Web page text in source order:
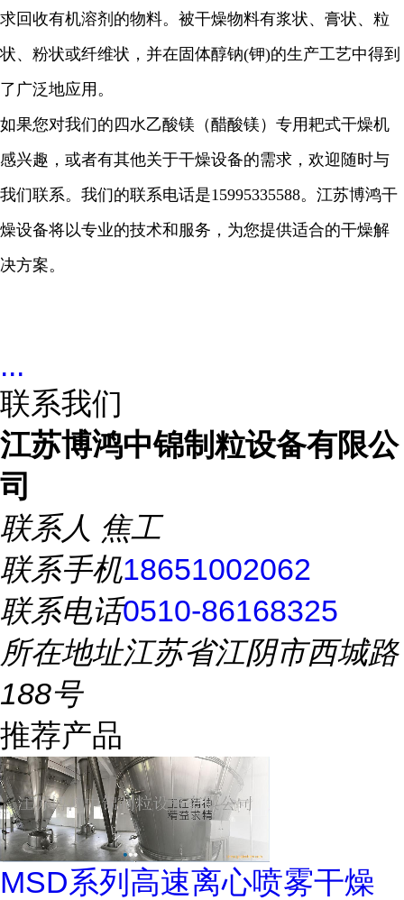
求回收有机溶剂的物料。被干燥物料有浆状、膏状、粒
状、粉状或纤维状，并在固体醇钠(钾)的生产工艺中得到
了广泛地应用。
如果您对我们的 四水乙酸镁（醋酸镁） 专用耙式干燥机
感兴趣，或者有其他关于干燥设备的需求，欢迎随时与
我们联系。我们的联系电话是15995335588。江苏博鸿干
燥设备将以专业的技术和服务，为您提供适合的干燥解
决方案。
...
联系我们
江苏博鸿中锦制粒设备有限公
司
联系人 焦工
联系手机18651002062
联系电话0510-86168325
所在地址江苏省江阴市西城路
188号
推荐产品
MSD系列高速离心喷雾干燥